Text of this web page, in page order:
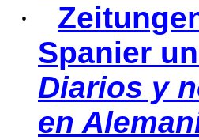
·
Spanier
Diarios y
en